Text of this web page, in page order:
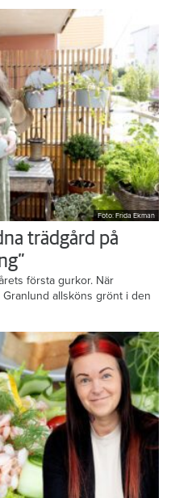
Foto: Frida Ekman
trädgård på
första gurkor. När
allsköns grönt i den